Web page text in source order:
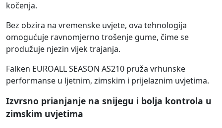
kočenja.
Bez obzira na vremenske uvjete, ova tehnologija
omogućuje ravnomjerno trošenje gume, čime se
produžuje njezin vijek trajanja.
Falken EUROALL SEASON AS210 pruža vrhunske
performanse u ljetnim, zimskim i prijelaznim uvjetima.
Izvrsno prianjanje na snijegu i bolja kontrola u
zimskim uvjetima